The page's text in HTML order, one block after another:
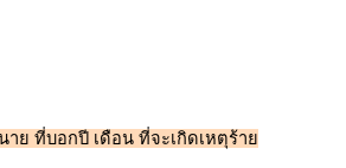
ย ที่บอกปี เดือน ที่จะเกิดเหตุร้าย